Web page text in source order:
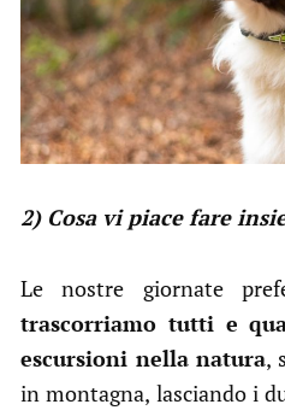
2) Cosa vi piace fare
Le nostre giornate
trascorriamo tutti e
escursioni nella natura,
in montagna, lasciando i